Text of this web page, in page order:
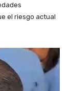
el riesgo actual